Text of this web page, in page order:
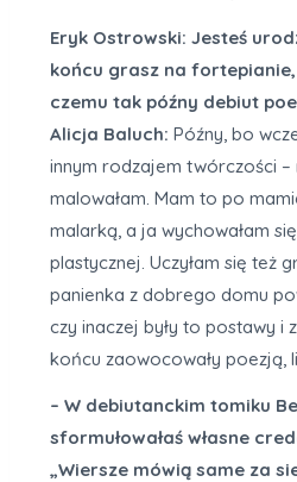
Eryk Ostrowski: Jesteś
końcu grasz na fortepianie,
czemu tak późny debiut
Alicja Baluch: Późny, bo
innym rodzajem twórczości –
malowałam. Mam to po
malarką, a ja wychowałam
plastycznej. Uczyłam się też
panienka z dobrego domu
czy inaczej były to postawy i
końcu zaowocowały poezją,
– W debiutanckim tomiku
sformułowałaś własne
„Wiersze mówią same za